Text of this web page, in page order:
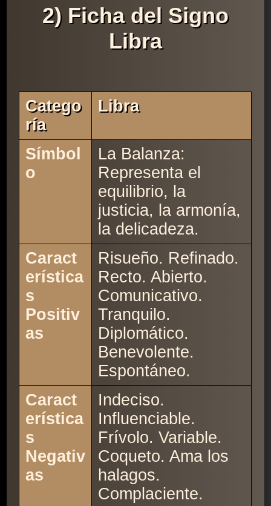
2) Ficha del Signo
Libra
Catego
Ría
Libra
Símbol
o
La Balanza:
Representa el
equilibrio, la
justicia, la armonía,
la delicadeza.
Caract
erística
s
Positiv
as
Risueño. Refinado.
Recto. Abierto.
Comunicativo.
Tranquilo.
Diplomático.
Benevolente.
Espontáneo.
Caract
erística
s
Negativ
as
Indeciso.
Influenciable.
Frívolo. Variable.
Coqueto. Ama los
halagos.
Complaciente.